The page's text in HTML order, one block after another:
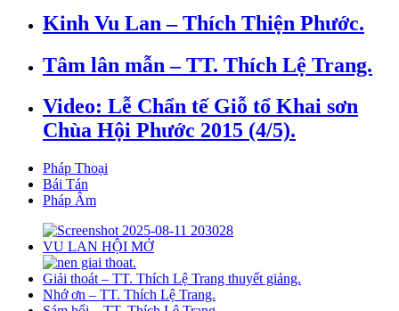
Kinh Vu Lan – Thích Thiện Phước.
Tâm lân mẫn – TT. Thích Lệ Trang.
Video: Lễ Chẩn tế Giỗ tổ Khai sơn
Chùa Hội Phước 2015 (4/5).
Pháp Thoại
Bái Tán
Pháp Âm
VU LAN HỘI MỞ
Giải thoát – TT. Thích Lệ Trang thuyết giảng.
Nhớ ơn – TT. Thích Lệ Trang.